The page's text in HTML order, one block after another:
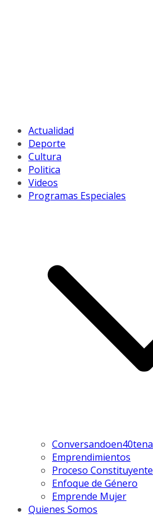
Actualidad
Deporte
Cultura
Politica
Videos
Programas Especiales
Conversandoen40tena
Emprendimientos
Proceso Constituyente
Enfoque de Género
Emprende Mujer
Quienes Somos